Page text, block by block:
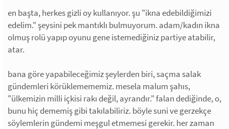
en başta, herkes gizli oy kullanıyor. şu "ikna edebildiğimizi
edelim." şeysini pek mantıklı bulmuyorum. adam/kadın ikna
olmuş rolü yapıp oyunu gene istemediğiniz partiye atabilir,
atar.
bana göre yapabileceğimiz şeylerden biri, saçma salak
gündemleri körüklemememiz. mesela malum şahıs,
"ülkemizin milli içkisi rakı değil, ayrandır." falan dediğinde, o,
bunu hiç dememiş gibi takılabiliriz. böyle suni ve gerzekçe
söylemlerin gündemi meşgul etmemesi gerekir. her zaman